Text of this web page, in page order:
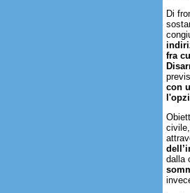
Di
fra
con
dalla